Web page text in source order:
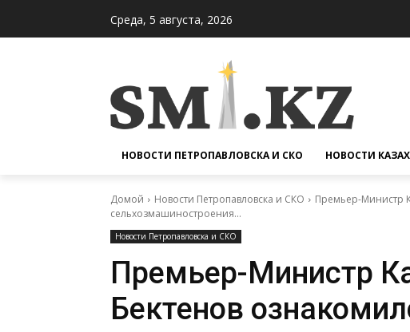
Среда, 5 августа, 2026
НОВОСТИ ПЕТРОПАВЛОВСКА И СКО НОВОСТИ
Домой Новости Петропавловска и СКО
Премьер-Министр
сельхозмашиностроения...
Новости Петропавловска и СКО
Премьер-Министр
Бектенов